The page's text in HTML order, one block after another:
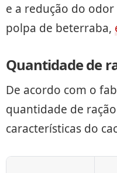
e a redução do odor
polpa de beterraba,
Quantidade de
De acordo com o
quantidade de
características do